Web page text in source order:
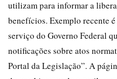
utilizam para informar a
benefícios. Exemplo recente é
serviço do Governo Federal
notificações sobre atos
Portal da Legislação”. A